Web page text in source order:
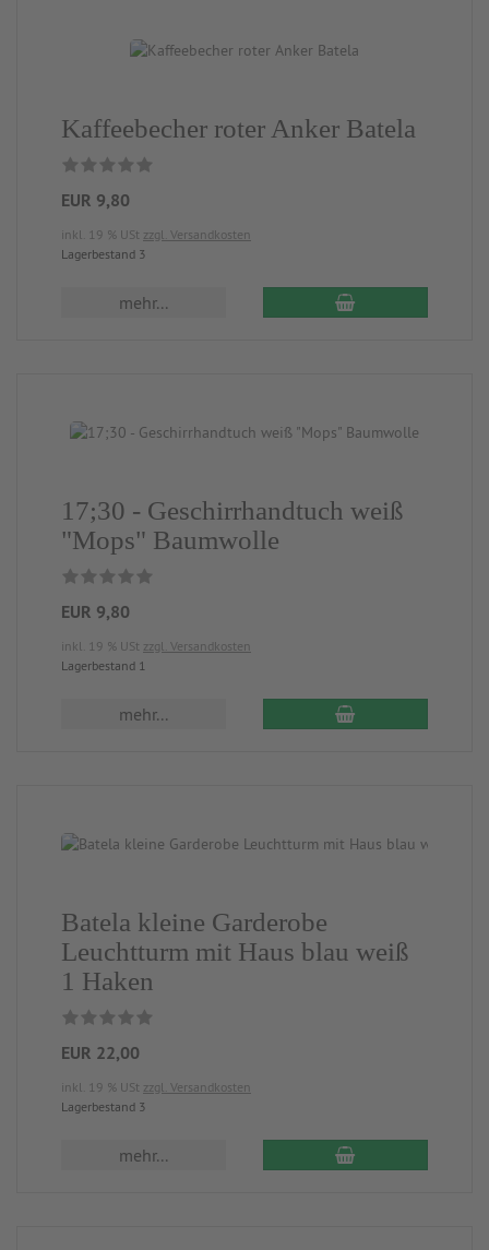
Kaffeebecher roter Anker Batela
EUR 9,80
inkl. 19 % USt zzgl. Versandkosten
Lagerbestand 3
mehr...
17;30 - Geschirrhandtuch weiß
"Mops" Baumwolle
EUR 9,80
inkl. 19 % USt zzgl. Versandkosten
Lagerbestand 1
mehr...
Batela kleine Garderobe
Leuchtturm mit Haus blau weiß
1 Haken
EUR 22,00
inkl. 19 % USt zzgl. Versandkosten
Lagerbestand 3
mehr...